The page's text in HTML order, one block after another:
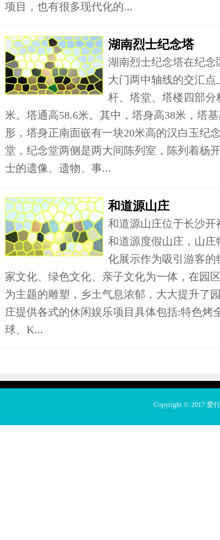
项目，也有很多现代化的...
湖南烈士纪念塔
湖南烈士纪念塔在纪
大门两中轴线的交汇
杆、塔堂、塔楼四部分
米。塔通高58.6米。其中，塔身高38米，塔
形，塔身正南面嵌有一块20米高的汉白玉纪
堂，纪念堂两侧是两大间陈列室，陈列着杨
士的遗像、遗物、事...
和道源山庄
和道源山庄位于长沙
和道源度假山庄，山
化展示作为吸引游客
家文化、绿色文化、亲子文化为一体，在园
为主题的雕塑，乡土气息浓郁，大大提升了
庄提供各式的休闲娱乐项目具体包括:特色烤
球、K...
Copyright © 2017 爱